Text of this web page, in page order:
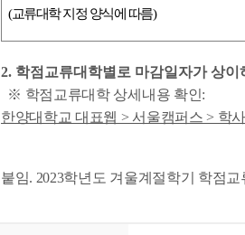
(교류대학 지정 양식에 따름)
2. 학점교류대학별로 마감일자가 상
※ 학점교류대학 상세내용 확인:
한양대학교 대표웹 > 서울캠퍼스 > 학
붙임. 2023학년도 겨울계절학기 학점